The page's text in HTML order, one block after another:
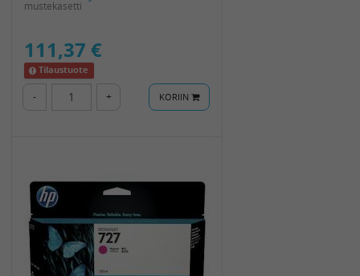
mustekasetti
111,37 €
Tilaustuote
- + KORIIN